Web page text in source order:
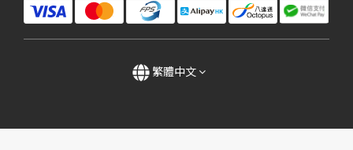
繁體中文